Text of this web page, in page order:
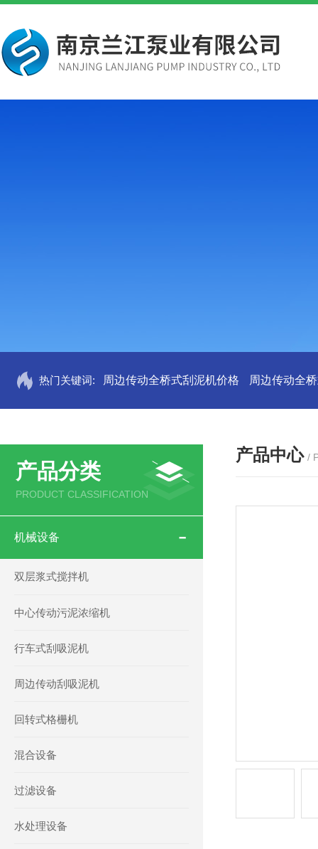
热门关键词: 周边传动全桥式刮泥机价格 周边传动全
产品分类
PRODUCT CLASSIFICATION
机械设备
双层浆式搅拌机
中心传动污泥浓缩机
行车式刮吸泥机
周边传动刮吸泥机
回转式格栅机
混合设备
过滤设备
水处理设备
产品中心 /